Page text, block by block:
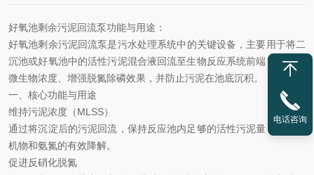
好氧池剩余污泥回流泵功能与用途：
好氧池剩余污泥回流泵‌是污水处理系统中的关键设备，主要用于将二
沉池或好氧池中的活性污泥混合液回流至生物反应系统前端，以维持
微生物浓度、增强脱氮除磷效果，并防止污泥在池底沉积。
一、核心功能与用途
维持污泥浓度（MLSS）‌
通过将沉淀后的污泥回流，保持反应池内足够的活性污泥量，确保有
机物和氨氮的有效降解。
促进反硝化脱氮
电话咨询